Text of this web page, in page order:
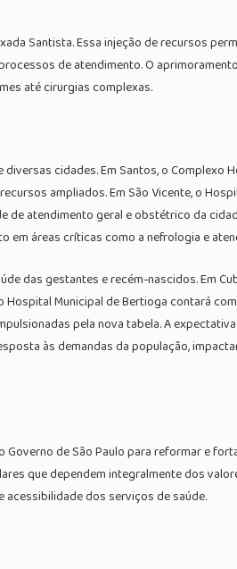
Santista. Essa injeção de recursos
de atendimento. O
até cirurgias complexas.
cidades. Em Santos, o
ampliados. Em São Vicente, o
atendimento geral e obstétrico da
em áreas críticas como a nefrologia e
das gestantes e recém-nascidos. Em
Municipal de Bertioga contará
pela nova tabela. A
às demandas da população,
de São Paulo para reformar e
que dependem integralmente dos
dos serviços de saúde.